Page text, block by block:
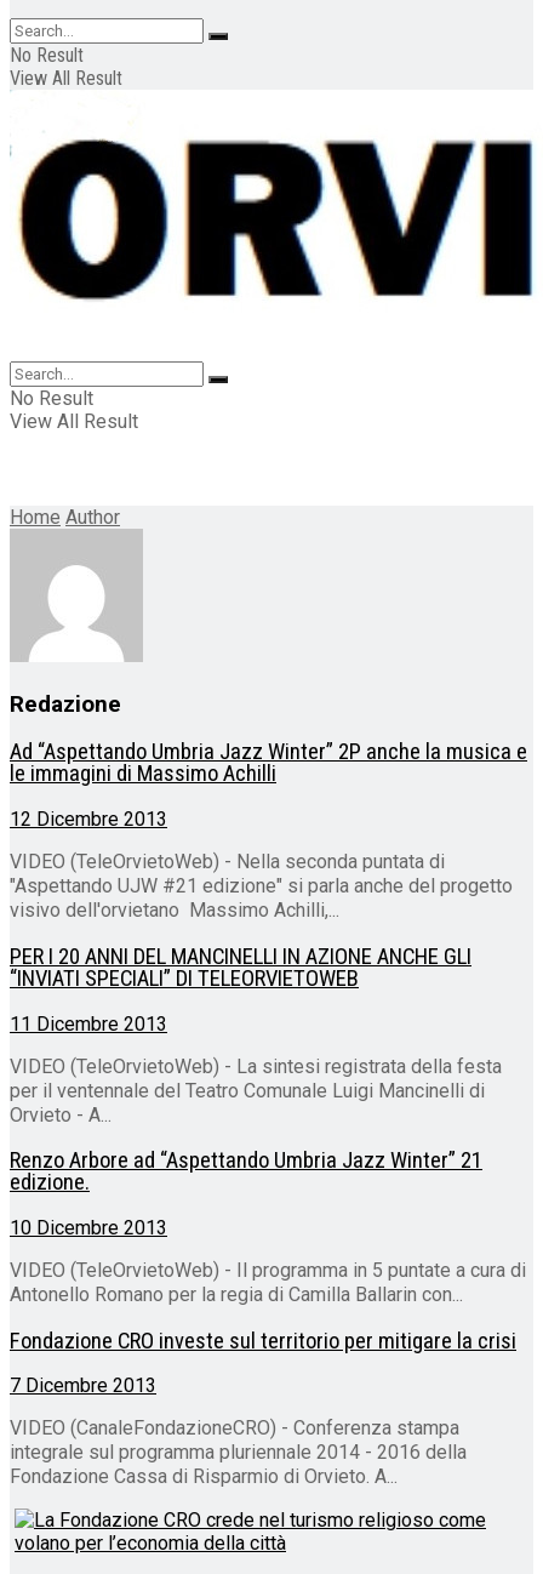
No Result
View All Result
No Result
View All Result
Home Author
Redazione
Ad “Aspettando Umbria Jazz Winter” 2P anche la musica e
le immagini di Massimo Achilli
12 Dicembre 2013
VIDEO (TeleOrvietoWeb) - Nella seconda puntata di
"Aspettando UJW #21 edizione" si parla anche del progetto
visivo dell'orvietano Massimo Achilli,...
PER I 20 ANNI DEL MANCINELLI IN AZIONE ANCHE GLI
“INVIATI SPECIALI” DI TELEORVIETOWEB
11 Dicembre 2013
VIDEO (TeleOrvietoWeb) - La sintesi registrata della festa
per il ventennale del Teatro Comunale Luigi Mancinelli di
Orvieto - A...
Renzo Arbore ad “Aspettando Umbria Jazz Winter” 21
edizione.
10 Dicembre 2013
VIDEO (TeleOrvietoWeb) - Il programma in 5 puntate a cura di
Antonello Romano per la regia di Camilla Ballarin con...
Fondazione CRO investe sul territorio per mitigare la crisi
7 Dicembre 2013
VIDEO (CanaleFondazioneCRO) - Conferenza stampa
integrale sul programma pluriennale 2014 - 2016 della
Fondazione Cassa di Risparmio di Orvieto. A...